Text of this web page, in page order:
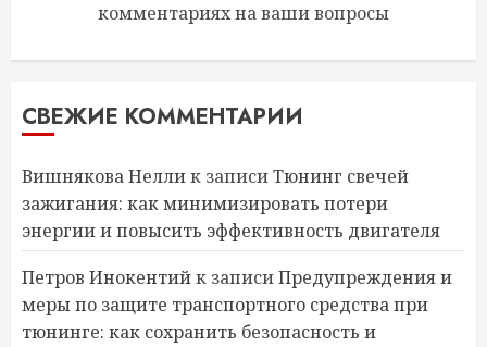
комментариях на ваши вопросы
СВЕЖИЕ КОММЕНТАРИИ
Вишнякова Неллик записиТюнинг свечей
зажигания: как минимизировать потери
энергии и повысить эффективность двигателя
Петров Инокентийк записиПредупреждения и
меры по защите транспортного средства при
тюнинге: как сохранить безопасность и